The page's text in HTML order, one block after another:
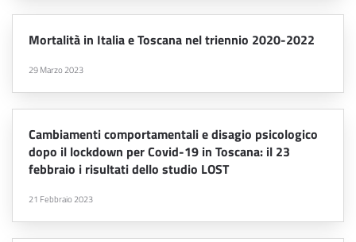
Mortalità in Italia e Toscana nel triennio 2020-2022
29 Marzo 2023
Cambiamenti comportamentali e disagio psicologico
dopo il lockdown per Covid-19 in Toscana: il 23
febbraio i risultati dello studio LOST
21 Febbraio 2023